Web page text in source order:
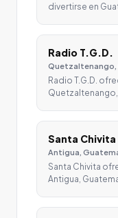
divertirse en
Radio T.G.D.
Quetzaltenango,
Radio T.G.D.
Quetzaltenango,
Santa Chivita
Antigua,
Santa Chivita
Antigua,